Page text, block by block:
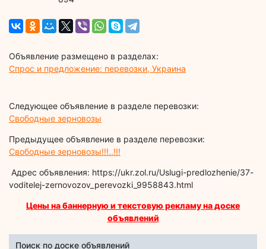
Объявление размещено в разделах:
Спрос и предложение: перевозки, Украина
Следующее объявление в разделе перевозки:
Свободные зерновозы
Предыдущее объявление в разделе перевозки:
Свободные зерновозы!!!..!!!
Адрес объявления: https://ukr.zol.ru/Uslugi-predlozhenie/37-
voditelej-zernovozov_perevozki_9958843.html
Цены на баннерную и текстовую рекламу на доске
объявлений
Поиск по доске объявлений